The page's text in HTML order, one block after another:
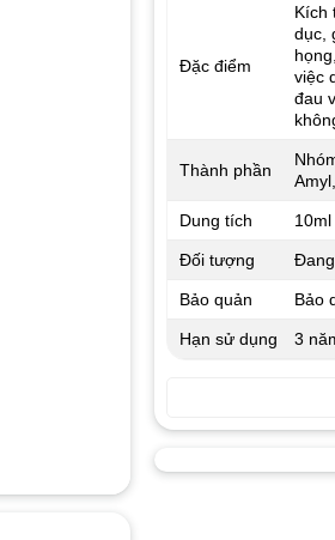
Đặc điểm
Kích
dục,
việc
đau
Thành phần
Dung tích 10ml
Đối tượng
Bảo quản Bảo
Hạn sử dụng 3